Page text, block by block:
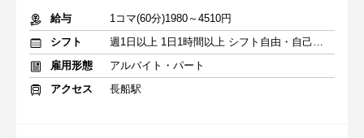
給与
1コマ(60分)1980～4510円
シフト
週1日以上 1日1時間以上 シフト自由・自己申告
雇用形態
アルバイト・パート
アクセス
長船駅